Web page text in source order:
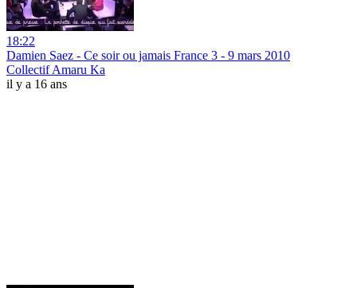
18:22
Damien Saez - Ce soir ou jamais France 3 - 9 mars 2010
Collectif Amaru Ka
il y a 16 ans